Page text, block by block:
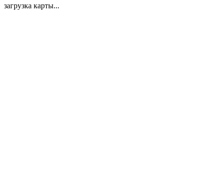
загрузка карты...